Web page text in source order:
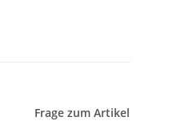
Frage zum Artikel